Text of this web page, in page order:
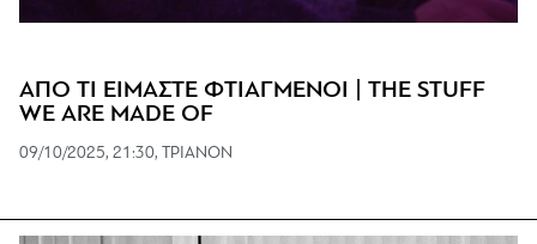
ΑΠΟ ΤΙ ΕΙΜΑΣΤΕ ΦΤΙΑΓΜΕΝΟΙ | THE STUFF
WE ARE MADE OF
09/10/2025, 21:30, ΤΡΙΑΝΟΝ